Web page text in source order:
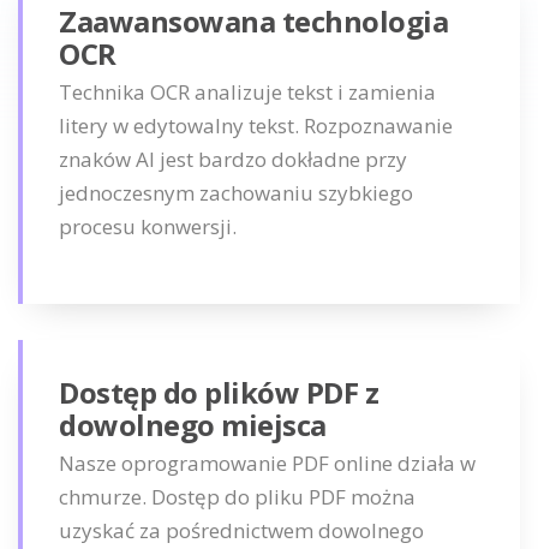
Zaawansowana technologia
OCR
Technika OCR analizuje tekst i zamienia
litery w edytowalny tekst. Rozpoznawanie
znaków AI jest bardzo dokładne przy
jednoczesnym zachowaniu szybkiego
procesu konwersji.
Dostęp do plików PDF z
dowolnego miejsca
Nasze oprogramowanie PDF online działa w
chmurze. Dostęp do pliku PDF można
uzyskać za pośrednictwem dowolnego